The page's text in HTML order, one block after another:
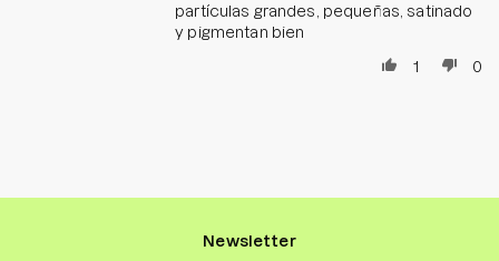
partículas grandes, pequeñas, satinado
y pigmentan bien
1
0
Newsletter